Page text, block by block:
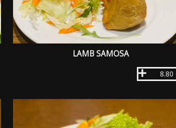
LAMB SAMOSA
8.80